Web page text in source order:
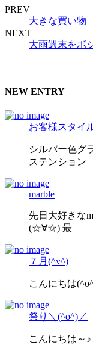
PREV
大きな買い物
NEXT
大雨週末をボ
NEW ENTRY
お客様スタイ
シルバー色グ
ステンション
marble
先日大好きな
(☆∀☆) 最
７月(^v^)
こんにちは
祭り＼(^o^)／
こんにちは～